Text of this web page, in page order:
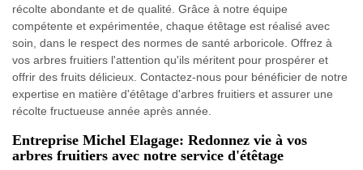
récolte abondante et de qualité. Grâce à notre équipe
compétente et expérimentée, chaque étêtage est réalisé avec
soin, dans le respect des normes de santé arboricole. Offrez à
vos arbres fruitiers l'attention qu'ils méritent pour prospérer et
offrir des fruits délicieux. Contactez-nous pour bénéficier de notre
expertise en matière d'étêtage d'arbres fruitiers et assurer une
récolte fructueuse année après année.
Entreprise Michel Elagage: Redonnez vie à vos
arbres fruitiers avec notre service d'étêtage